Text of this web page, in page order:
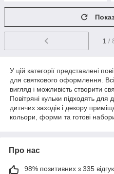
1 /
У цій категорії представлені
для святкового оформлення.
вигляд і можливість створити
Повітряні кульки підходять для
дитячих заходів і декору
кольори, форми та готові
Про нас
98% позитивних з 335